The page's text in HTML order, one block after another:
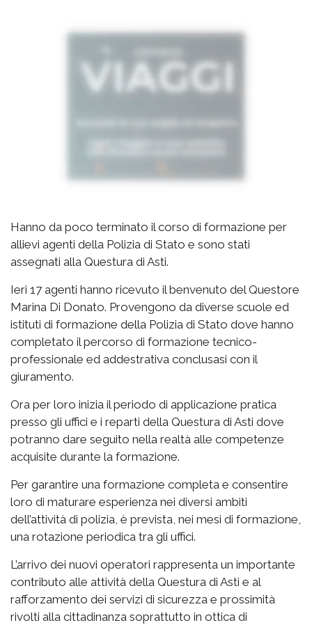
Hanno da poco terminato il corso di formazione per
allievi agenti della Polizia di Stato e sono stati
assegnati alla Questura di Asti.
Ieri 17 agenti hanno ricevuto il benvenuto del Questore
Marina Di Donato. Provengono da diverse scuole ed
istituti di formazione della Polizia di Stato dove hanno
completato il percorso di formazione tecnico-
professionale ed addestrativa conclusasi con il
giuramento.
Ora per loro inizia il periodo di applicazione pratica
presso gli uffici e i reparti della Questura di Asti dove
potranno dare seguito nella realtà alle competenze
acquisite durante la formazione.
Per garantire una formazione completa e consentire
loro di maturare esperienza nei diversi ambiti
dell’attività di polizia, è prevista, nei mesi di formazione,
una rotazione periodica tra gli uffici.
L’arrivo dei nuovi operatori rappresenta un importante
contributo alle attività della Questura di Asti e al
rafforzamento dei servizi di sicurezza e prossimità
rivolti alla cittadinanza soprattutto in ottica di